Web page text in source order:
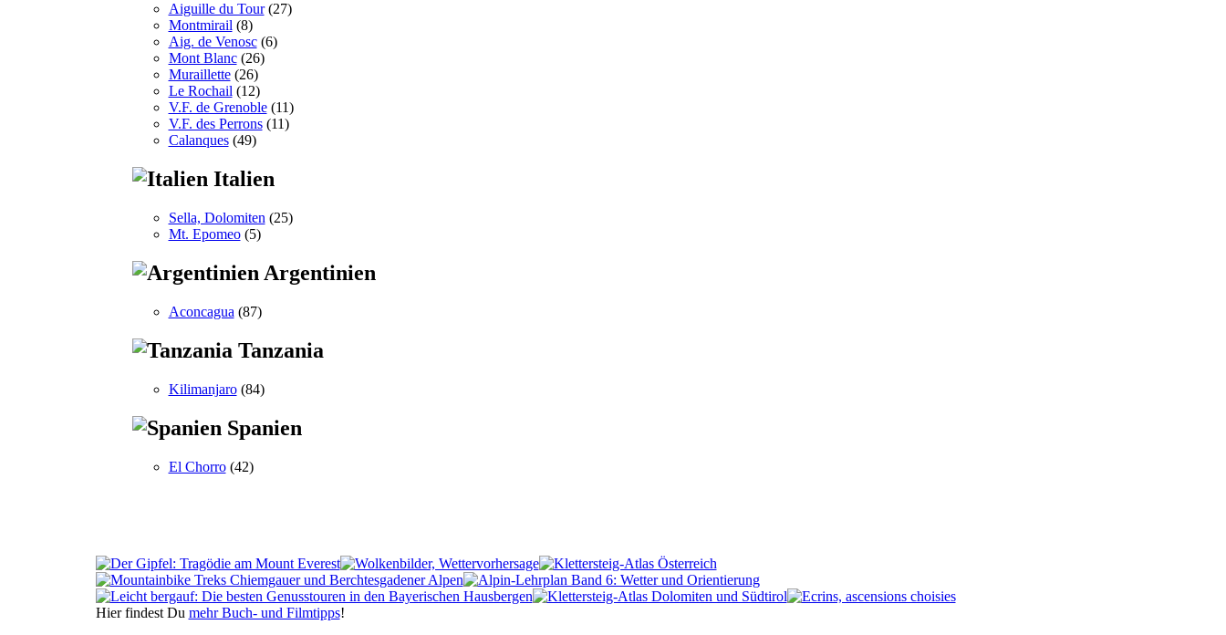
Aiguille du Tour(27)
Montmirail(8)
Aig. de Venosc(6)
Mont Blanc(26)
Muraillette(26)
Le Rochail(12)
V.F. de Grenoble(11)
V.F. des Perrons(11)
Calanques(49)
Italien
Sella, Dolomiten (25)
Mt. Epomeo(5)
Argentinien
Aconcagua (87)
Tanzania
Kilimanjaro(84)
Spanien
El Chorro(42)
Hier findest Du mehr Buch- und Filmtipps!